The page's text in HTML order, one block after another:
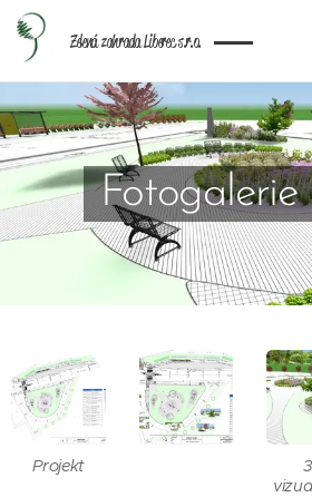
Zelená zahrada Liberec s.r.o.
Projekt